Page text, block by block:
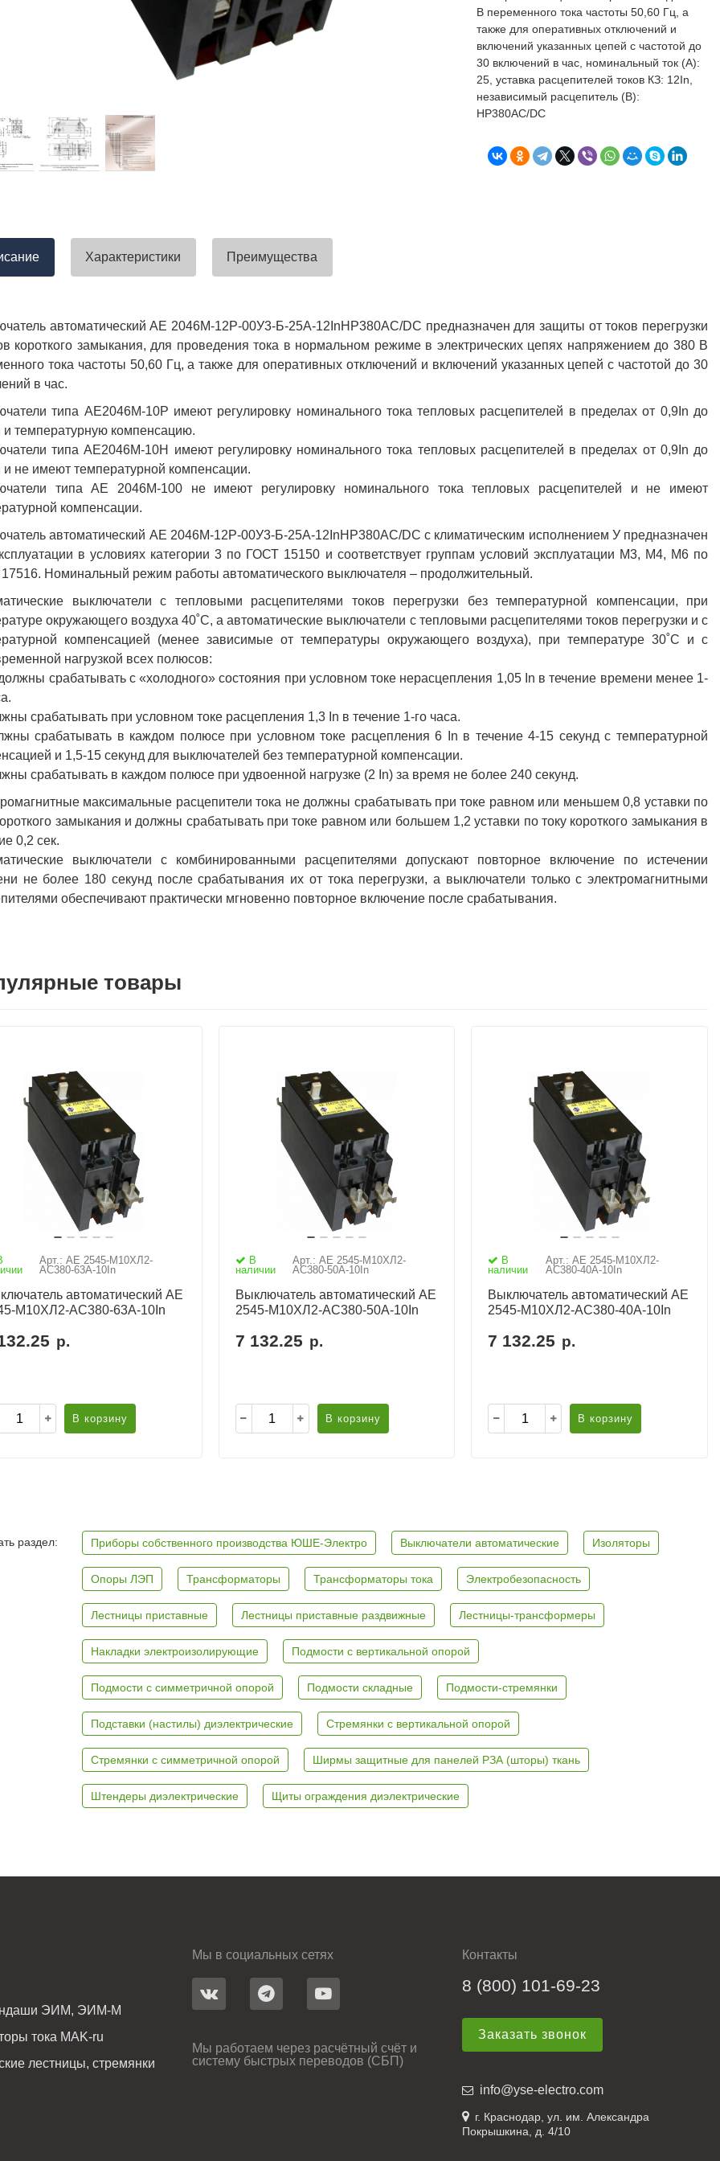
элементы опор высокого
заболонного слоя древесины
изделия (опоры ЛЭП),
моей памяти компания
и поставщик опор ЛЭП
ЛЭП такими документами.
с таким ответственным
успели закрыть смету большого объекта в срок. А
вы получили хороший заказ))
В переменного тока частоты 50,60 Гц, а
также для оперативных отключений и
включений указанных цепей с частотой до
30 включений в час, номинальный ток (А):
25, уставка расцепителей токов КЗ: 12In,
независимый расцепитель (В):
НР380AC/DC
Характеристики Преимущества
автоматический АЕ 2046М-12Р-00У3-Б-25А-12InНР380AC/DC предназначен для защиты от токов перегрузки
короткого замыкания, для проведения тока в нормальном режиме в электрических цепях напряжением до 380 В
тока частоты 50,60 Гц, а также для оперативных отключений и включений указанных цепей с частотой до 30
в час.
типа АЕ2046М-10Р имеют регулировку номинального тока тепловых расцепителей в пределах от 0,9In до
и температурную компенсацию.
типа АЕ2046М-10Н имеют регулировку номинального тока тепловых расцепителей в пределах от 0,9In до
и не имеют температурной компенсации.
типа АЕ 2046М-100 не имеют регулировку номинального тока тепловых расцепителей и не имеют
компенсации.
автоматический АЕ 2046М-12Р-00У3-Б-25А-12InНР380AC/DC с климатическим исполнением У предназначен
в условиях категории 3 по ГОСТ 15150 и соответствует группам условий эксплуатации М3, М4, М6 по
Номинальный режим работы автоматического выключателя – продолжительный.
выключатели с тепловыми расцепителями токов перегрузки без температурной компенсации, при
окружающего воздуха 40˚С, а автоматические выключатели с тепловыми расцепителями токов перегрузки и с
компенсацией (менее зависимые от температуры окружающего воздуха), при температуре 30˚С и с
нагрузкой всех полюсов:
срабатывать с «холодного» состояния при условном токе нерасцепления 1,05 In в течение времени менее 1-
срабатывать при условном токе расцепления 1,3 In в течение 1-го часа.
срабатывать в каждом полюсе при условном токе расцепления 6 In в течение 4-15 секунд с температурной
и 1,5-15 секунд для выключателей без температурной компенсации.
срабатывать в каждом полюсе при удвоенной нагрузке (2 In) за время не более 240 секунд.
максимальные расцепители тока не должны срабатывать при токе равном или меньшем 0,8 уставки по
замыкания и должны срабатывать при токе равном или большем 1,2 уставки по току короткого замыкания в
0,2 сек.
выключатели с комбинированными расцепителями допускают повторное включение по истечении
не более 180 секунд после срабатывания их от тока перегрузки, а выключатели только с электромагнитными
обеспечивают практически мгновенно повторное включение после срабатывания.
товары
Арт.: АЕ 2545-М10ХЛ2-
AC380-63А-10In
автоматический АЕ
М10ХЛ2-AC380-63А-10In
р.
В корзину
В
наличии
Арт.: АЕ 2545-М10ХЛ2-
AC380-50А-10In
Выключатель автоматический АЕ
2545-М10ХЛ2-AC380-50А-10In
7 132.25 р.
В корзину
В
наличии
Арт.: АЕ 2545-М10ХЛ2-
AC380-40А-10In
Выключатель автоматический АЕ
2545-М10ХЛ2-AC380-40А-10In
7 132.25 р.
В корзину
раздел: Приборы собственного производства ЮШЕ-Электро Выключатели автоматические Изоляторы
Опоры ЛЭП Трансформаторы Трансформаторы тока Электробезопасность
Лестницы приставные Лестницы приставные раздвижные Лестницы-трансформеры
Накладки электроизолирующие Подмости с вертикальной опорой
Подмости с симметричной опорой Подмости складные Подмости-стремянки
Подставки (настилы) диэлектрические Стремянки с вертикальной опорой
Стремянки с симметричной опорой Ширмы защитные для панелей РЗА (шторы) ткань
Штендеры диэлектрические Щиты ограждения диэлектрические
ЭИМ, ЭИМ-М
тока MAK-ru
лестницы, стремянки
Мы в социальных сетях
Мы работаем через расчётный счёт и
систему быстрых переводов (СБП)
Контакты
8 (800) 101-69-23
Заказать звонок
info@yse-electro.com
г. Краснодар, ул. им. Александра
Покрышкина, д. 4/10